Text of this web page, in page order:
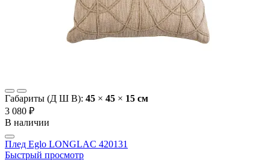
Габариты (Д Ш В): 45 × 45 × 15 cм
3 080 ₽
В наличии
Плед Eglo LONGLAC 420131
Быстрый просмотр